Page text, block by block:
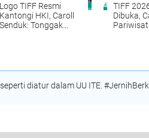
Logo TIFF Resmi
Kantongi HKI, Caroll
Senduk: Tonggak
TIFF
Dibuka,
diatur dalam UU ITE.